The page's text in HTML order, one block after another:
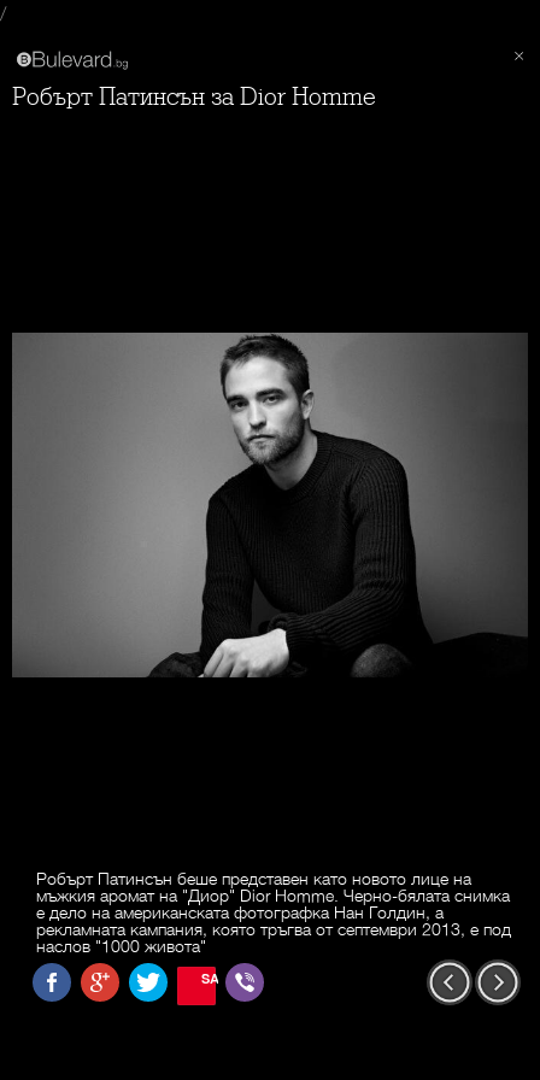
/
Робърт Патинсън за Dior Homme
Робърт Патинсън беше представен като новото лице на
мъжкия аромат на "Диор" Dior Homme. Черно-бялата снимка
е дело на американската фотографка Нан Голдин, а
рекламната кампания, която тръгва от септември 2013, е под
наслов "1000 живота"
SAVE